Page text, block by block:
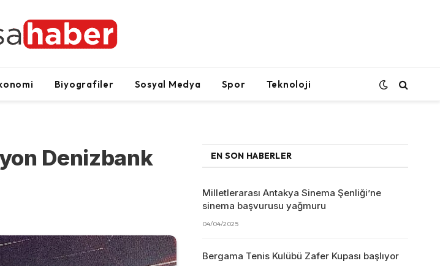
Biyografiler Sosyal Medya Spor Teknoloji
Denizbank
EN SON HABERLER
Milletlerarası Antakya Sinema Şenliği’ne
sinema başvurusu yağmuru
04/04/2025
Bergama Tenis Kulübü Zafer Kupası başlıyor